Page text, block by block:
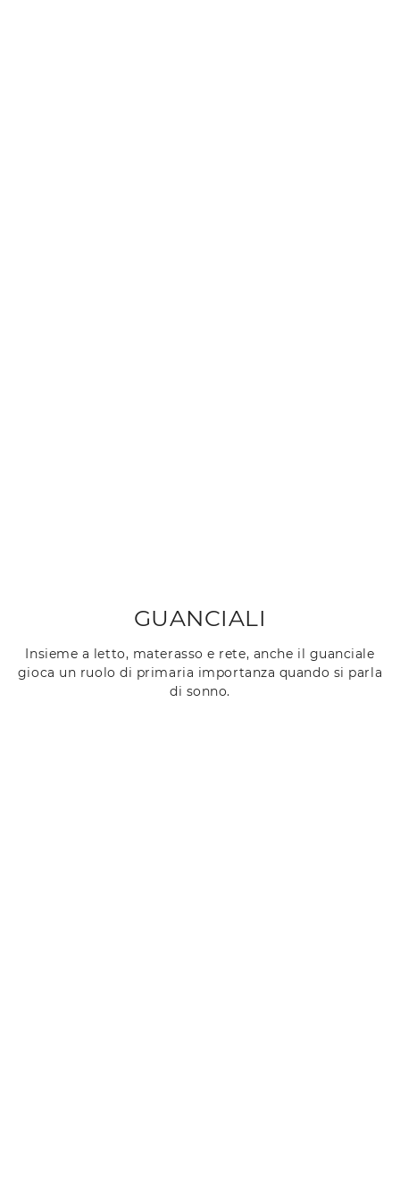
GUANCIALI
Insieme a letto, materasso e rete, anche il guanciale
gioca un ruolo di primaria importanza quando si parla
di sonno.